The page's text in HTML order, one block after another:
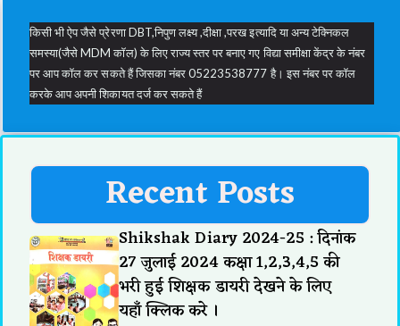
किसी भी ऐप जैसे प्रेरणा DBT,निपुण लक्ष्य ,दीक्षा ,परख इत्यादि या अन्य टेक्निकल
समस्या(जैसे MDM कॉल) के लिए राज्य स्तर पर बनाए गए विद्या समीक्षा केंद्र के नंबर
पर आप कॉल कर सकते हैं जिसका नंबर 05223538777 है। इस नंबर पर कॉल
करके आप अपनी शिकायत दर्ज कर सकते हैं
Recent Posts
Shikshak Diary 2024-25 : दिनांक
27 जुलाई 2024 कक्षा 1,2,3,4,5 की
भरी हुई शिक्षक डायरी देखने के लिए
यहाँ क्लिक करे ।